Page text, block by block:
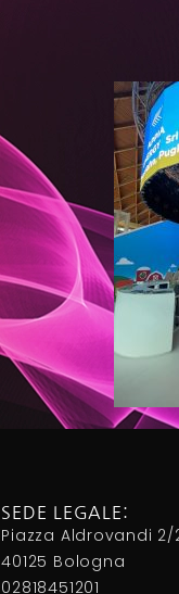
SEDE LEGALE:
Piazza Aldrovandi 2/
40125 Bologna
02818451201